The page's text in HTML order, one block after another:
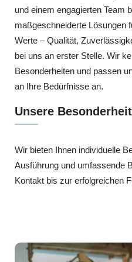
und einem engagierten Team
maßgeschneiderte Lösungen
Werte – Qualität,
bei uns an erster Stelle. Wir
Besonderheiten und passen
an Ihre Bedürfnisse an.
Unsere
Wir bieten Ihnen individuelle
Ausführung und umfassende
Kontakt bis zur erfolgreichen